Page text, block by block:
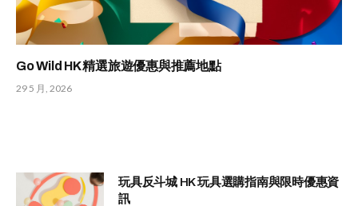
Go Wild HK 精選旅遊優惠與推薦地點
29 5 月, 2026
玩具反斗城 HK 玩具選購指南與限時優惠資
訊